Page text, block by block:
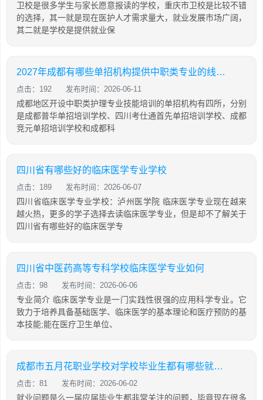
卫校是很多学生与家长愿意报读的学校，重庆市卫校是比较不错
的选择，其一就是现在医护人才需求量大，就业发展市场广阔，
其二就是学校是提供就业保
2027年成都有哪些单招机构提供中职类专业的线下集训？有推荐的吗？
点击：192 发布时间：2026-06-11
成都地区开设中职类护理专业技能培训的单招机构有四所，分别
是成都普华单招培训学校、四川考仕通首先单招培训学校、成都
竞元单招培训学校和成都科
四川省有哪些好的临床医学专业学校
点击：189 发布时间：2026-06-07
四川省临床医学专业学校：泸州医学院 临床医学专业现在越来
越火热，更多的学子选择去读临床医学专业，但是却不了解关于
四川省有哪些好的临床医学专
四川省中医药高等专科学校临床医学专业如何
点击：98 发布时间：2026-06-06
专业简介 临床医学专业是一门实践性很强的应用科学专业。它
致力于培养具备基础医学、临床医学的基本理论和医疗预防的基
本技能;能在医疗卫生单位、
成都市五月花职业学校对学校毕业生都有哪些就业保障
点击：81 发布时间：2026-06-02
就业问题是么一届应届毕业生都非常关注的问题，毕竟现在很多